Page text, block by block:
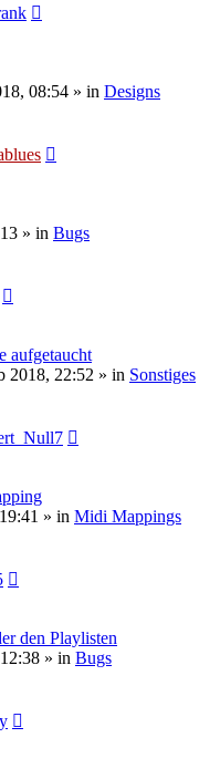
08:54 » in Designs
» in Bugs
aufgetaucht
2018, 22:52 » in Sonstiges
» in Midi Mappings
den Playlisten
» in Bugs